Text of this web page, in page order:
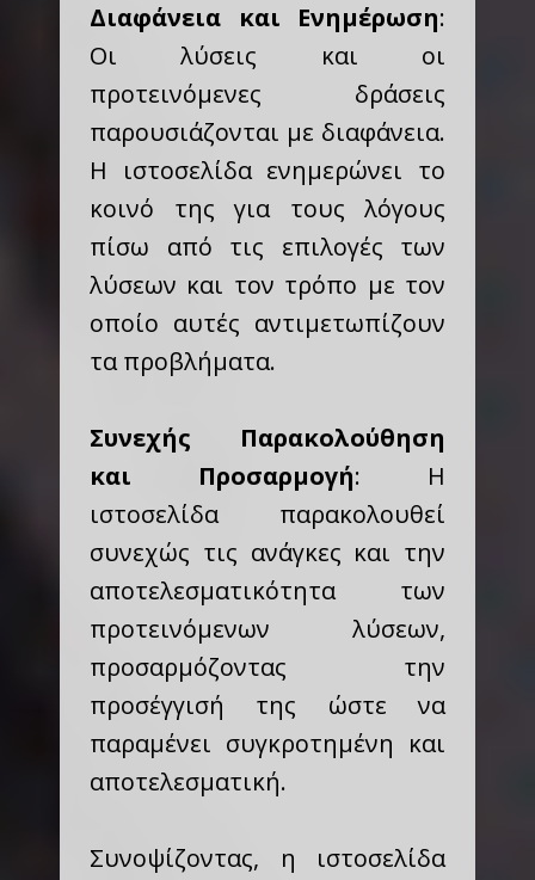
Διαφάνεια και Ενημέρωση:
Οι λύσεις και οι
προτεινόμενες δράσεις
παρουσιάζονται με διαφάνεια.
Η ιστοσελίδα ενημερώνει το
κοινό της για τους λόγους
πίσω από τις επιλογές των
λύσεων και τον τρόπο με τον
οποίο αυτές αντιμετωπίζουν
τα προβλήματα.
Συνεχής Παρακολούθηση
και Προσαρμογή: Η
ιστοσελίδα παρακολουθεί
συνεχώς τις ανάγκες και την
αποτελεσματικότητα των
προτεινόμενων λύσεων,
προσαρμόζοντας την
προσέγγισή της ώστε να
παραμένει συγκροτημένη και
αποτελεσματική.
Συνοψίζοντας, η ιστοσελίδα